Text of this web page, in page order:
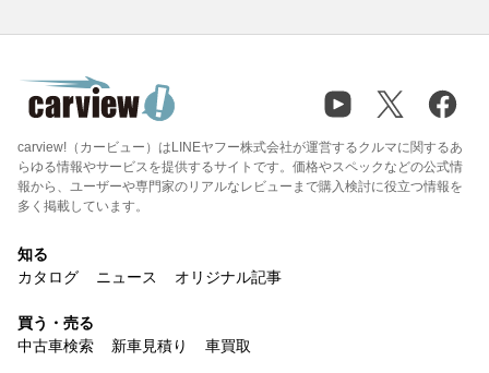
carview!（カービュー）はLINEヤフー株式会社が運営するクルマに関するあ
らゆる情報やサービスを提供するサイトです。価格やスペックなどの公式情
報から、ユーザーや専門家のリアルなレビューまで購入検討に役立つ情報を
多く掲載しています。
知る
カタログ
ニュース オリジナル記事
買う・売る
中古車検索
新車見積り 車買取